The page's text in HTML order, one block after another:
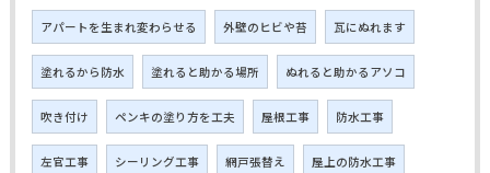
アパートを生まれ変わらせる 外壁のヒビや苔 瓦にぬれます
塗れるから防水 塗れると助かる場所 ぬれると助かるアソコ
吹き付け ペンキの塗り方を工夫 屋根工事 防水工事
左官工事 シーリング工事 網戸張替え 屋上の防水工事